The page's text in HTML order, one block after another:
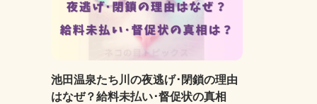
池田温泉たち川の夜逃げ･閉鎖の理由
はなぜ？給料未払い･督促状の真相